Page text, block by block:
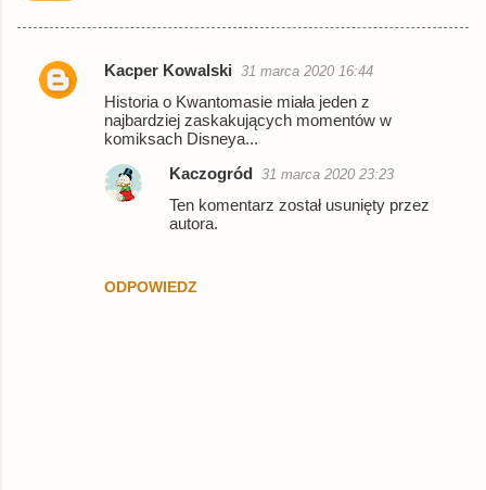
K
Kacper Kowalski 31 marca 2020 16:44
Historia o Kwantomasie miała jeden z
najbardziej zaskakujących momentów w
komiksach Disneya...
ODPOWIEDZ
Kaczogród 31 marca 2020 23:23
Ten komentarz został usunięty przez
autora.